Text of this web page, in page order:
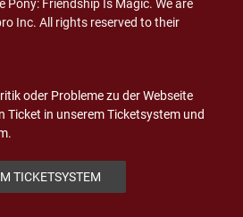
Pony: Friendship Is Magic. We are
Inc. All rights reserved to their
oder Probleme zu der Webseite
Ticket in unserem Ticketsystem und
TICKETSYSTEM